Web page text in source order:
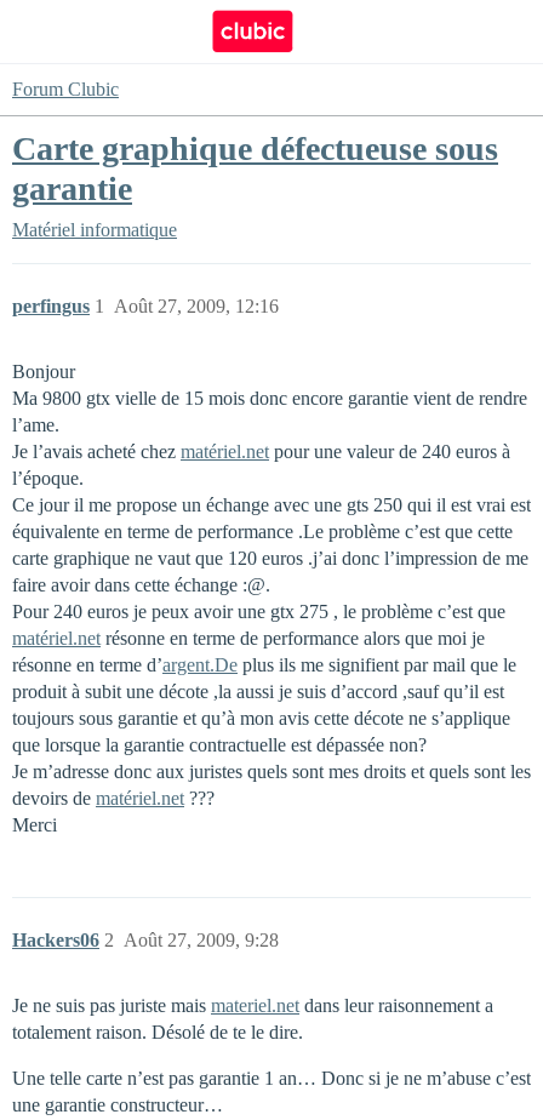
Forum Clubic
Carte graphique défectueuse sous
garantie
Matériel informatique
perfingus Août 27, 2009, 12:16
1
Bonjour
Ma 9800 gtx vielle de 15 mois donc encore garantie vient de rendre
l’ame.
Je l’avais acheté chez matériel.net pour une valeur de 240 euros à
l’époque.
Ce jour il me propose un échange avec une gts 250 qui il est vrai est
équivalente en terme de performance .Le problème c’est que cette
carte graphique ne vaut que 120 euros .j’ai donc l’impression de me
faire avoir dans cette échange :@.
Pour 240 euros je peux avoir une gtx 275 , le problème c’est que
matériel.net résonne en terme de performance alors que moi je
résonne en terme d’argent.De plus ils me signifient par mail que le
produit à subit une décote ,la aussi je suis d’accord ,sauf qu’il est
toujours sous garantie et qu’à mon avis cette décote ne s’applique
que lorsque la garantie contractuelle est dépassée non?
Je m’adresse donc aux juristes quels sont mes droits et quels sont les
devoirs de matériel.net ???
Merci
Hackers06 Août 27, 2009, 9:28
2
Je ne suis pas juriste mais materiel.net dans leur raisonnement a
totalement raison. Désolé de te le dire.
Une telle carte n’est pas garantie 1 an… Donc si je ne m’abuse c’est
une garantie constructeur…